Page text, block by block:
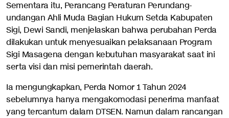
Sementara itu, Perancang Peraturan Perundang-
undangan Ahli Muda Bagian Hukum Setda Kabupaten
Sigi, Dewi Sandi, menjelaskan bahwa perubahan Perda
dilakukan untuk menyesuaikan pelaksanaan Program
Sigi Masagena dengan kebutuhan masyarakat saat ini
serta visi dan misi pemerintah daerah.
Ia mengungkapkan, Perda Nomor 1 Tahun 2024
sebelumnya hanya mengakomodasi penerima manfaat
yang tercantum dalam DTSEN. Namun dalam rancangan